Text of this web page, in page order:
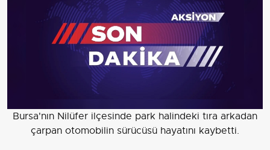
Bursa'nın Nilüfer ilçesinde park halindeki tıra arkadan
çarpan otomobilin sürücüsü hayatını kaybetti.